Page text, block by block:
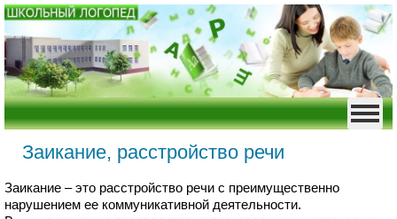
Заикание, расстройство речи
Заикание – это расстройство речи с преимущественно
нарушением ее коммуникативной деятельности.